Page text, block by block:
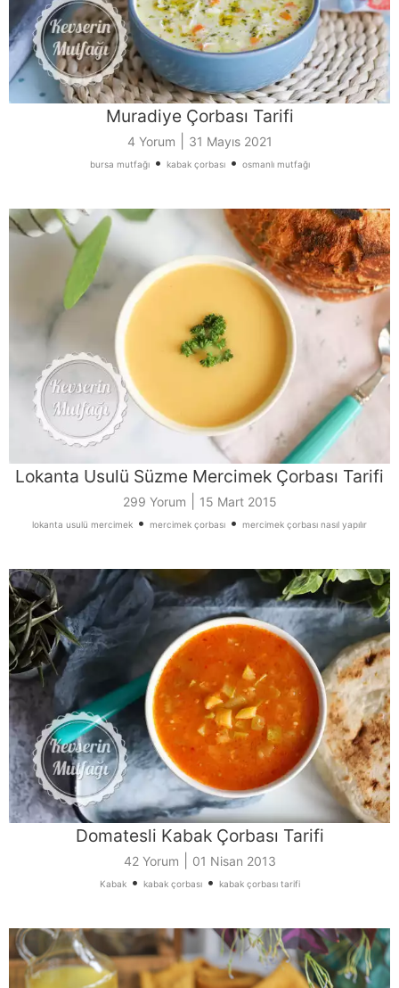
Muradiye Çorbası Tarifi
4 Yorum 31 Mayıs 2021
bursa mutfağı• kabak çorbası• osmanlı mutfağı
Lokanta Usulü Süzme Mercimek Çorbası Tarifi
299 Yorum 15 Mart 2015
lokanta usulü mercimek • mercimek çorbası • mercimek çorbası nasıl yapılır
Domatesli Kabak Çorbası Tarifi
42 Yorum 01 Nisan 2013
Kabak• kabak çorbası• kabak çorbası tarifi